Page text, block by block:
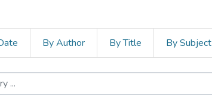
By Author By Title By Subject